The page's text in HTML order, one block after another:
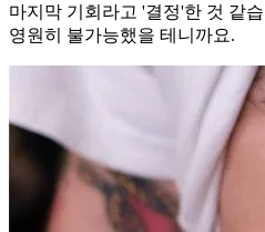
마지막 기회라고 '결정'한 것 같
영원히 불가능했을 테니까요.